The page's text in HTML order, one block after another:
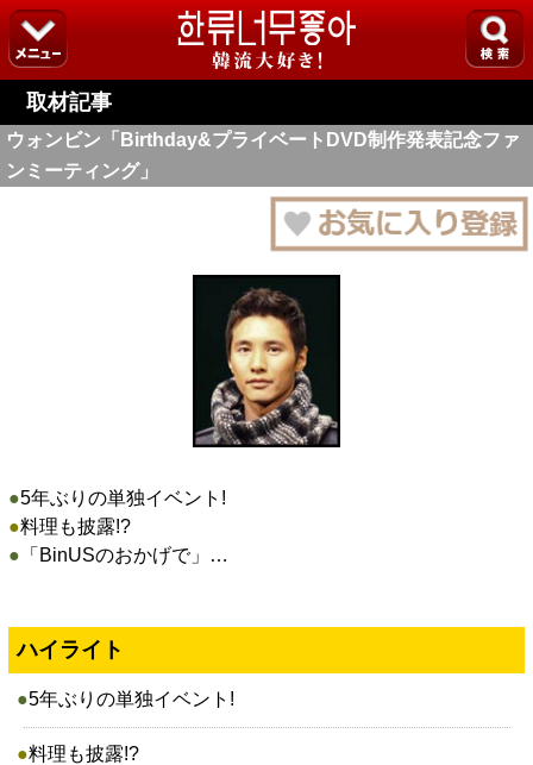
取材記事
ウォンビン「Birthday&プライベートDVD制作発表記念ファ
ンミーティング」
●5年ぶりの単独イベント!
●料理も披露!?
● 「BinUSのおかげで」…
ハイライト
●5年ぶりの単独イベント!
●料理も披露!?